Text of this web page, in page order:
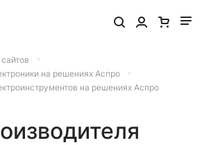
на решениях Аспро
на решениях Аспро